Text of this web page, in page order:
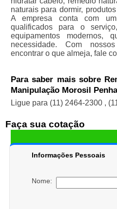
naturais para dormir,
A empresa conta com
qualificados para o
equipamentos
necessidade. Com
encontrar o que almeja, fale
Para saber mais sobre
Manipulação Morosil Penha
Ligue para (11) 2464-2300 ,
Faça sua cotação
Informações Pessoais
Nome: